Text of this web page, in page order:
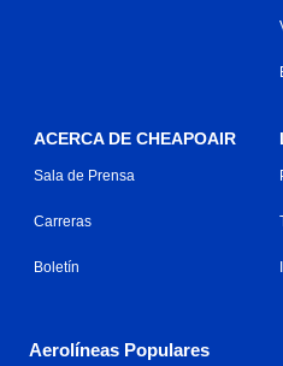
ACERCA DE CHEAPOAIR
Sala de Prensa
Carreras
Boletín
Aerolíneas Populares